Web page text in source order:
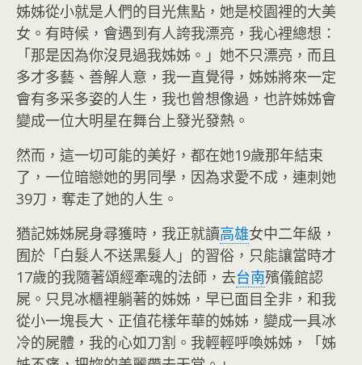
姊姊從小就是人們的目光焦點，她是校園裡的大美
女。有時候，會遇到有人誇我漂亮，我心裡總想：
「那是因為你沒見過我姊姊。」她不只漂亮，而且
多才多藝、善解人意，我一直覺得，姊姊將來一定
會有多采多姿的人生，我也曾想像過，也許姊姊會
變成一位大明星在舞台上發光發熱。
然而，這一切可能的美好，都在她19歲那年結束
了，一位暗戀她的男同學，因為求愛不成，連刺她
39刀，奪走了她的人生。
猶記姊姊屍身尋獲時，我正就讀高雄女中二年級，
囿於「白髮人不送黑髮人」的習俗，只能讓當時才
17歲的我隨著頌經牽魂的法師，去台南殯儀館認
屍。只見冰櫃裡躺著的姊姊，早已面目全非，和我
從小一塊長大、正值花樣年華的姊姊，變成一具冰
冷的屍體，我的心如刀割。我輕輕呼喚姊姊，「姊